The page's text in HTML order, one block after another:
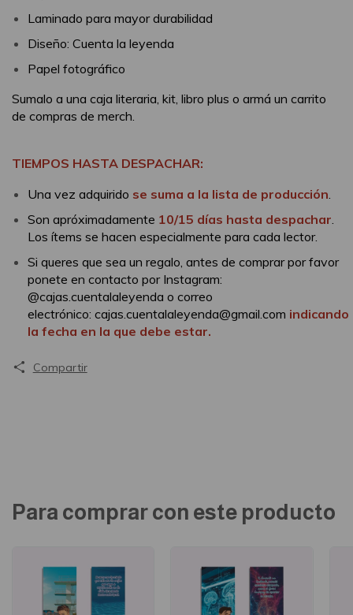
Laminado para mayor durabilidad
Diseño: Cuenta la leyenda
Papel fotográfico
Sumalo a una caja literaria, kit, libro plus o armá un carrito
de compras de merch.
TIEMPOS HASTA DESPACHAR:
Una vez adquirido se suma a la lista de producción
Son apróximadamente 10/15 días hasta despachar
Los ítems se hacen especialmente para cada lector.
Si queres que sea un regalo, antes de comprar por favor
ponete en contacto por Instagram:
@cajas.cuentalaleyenda o correo
electrónico: cajas.cuentalaleyenda@gmail.com indicando
la fecha en la que debe estar.
Compartir
Para comprar con este producto